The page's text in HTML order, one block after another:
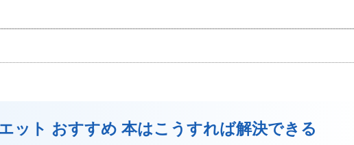
ット おすすめ 本はこうすれば解決できる